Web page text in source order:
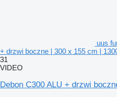
uus
+ drzwi boczne | 300 x 155 cm |
31
VIDEO
Debon C300 ALU + drzwi